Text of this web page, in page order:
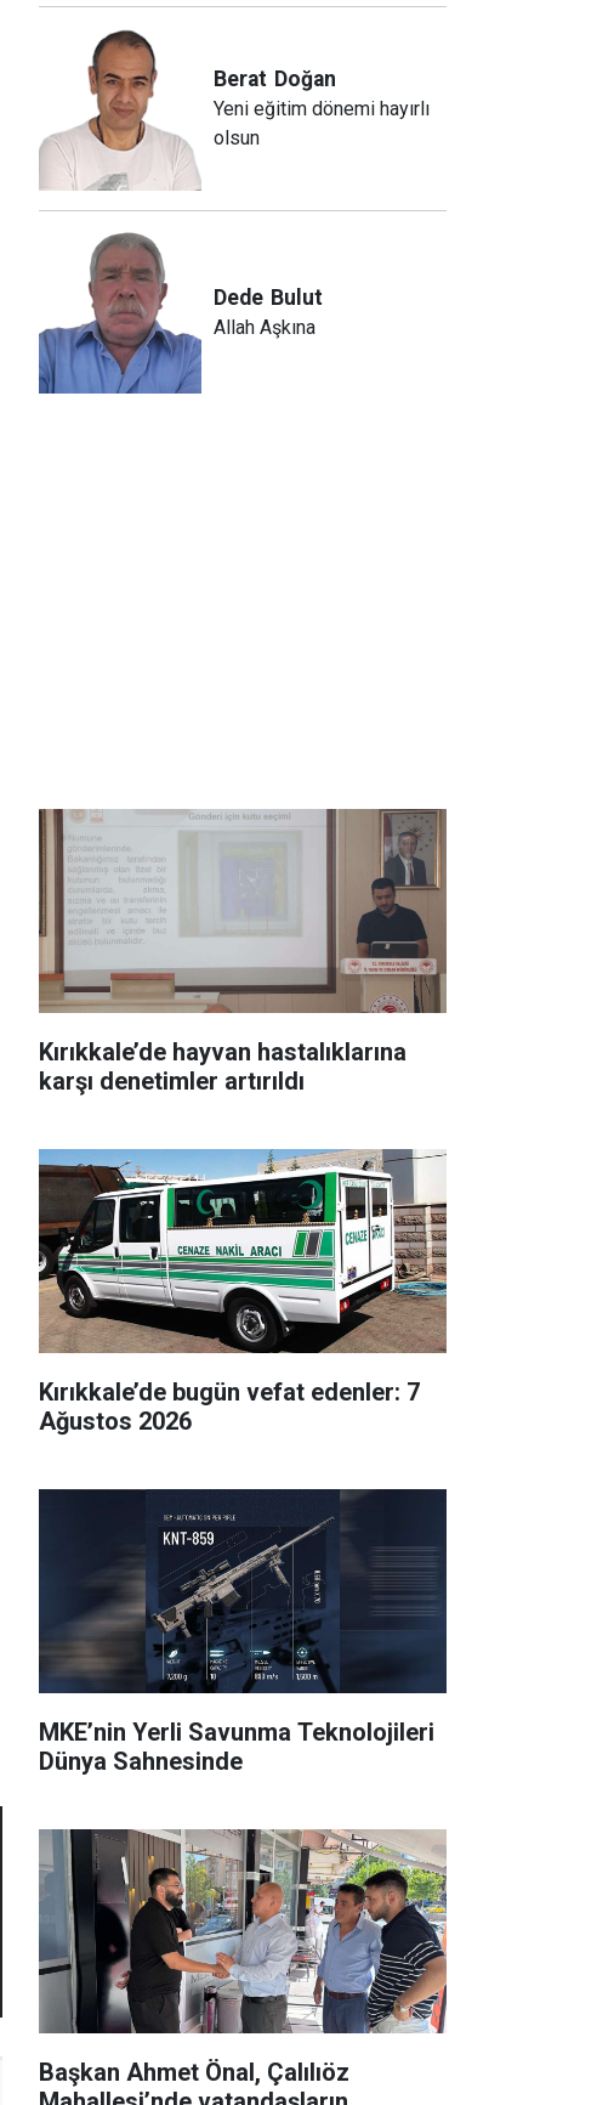
Berat Doğan
Yeni eğitim dönemi hayırlı
olsun
Dede Bulut
Allah Aşkına
Kırıkkale’de hayvan hastalıklarına
karşı denetimler artırıldı
Kırıkkale’de bugün vefat edenler: 7
Ağustos 2026
MKE’nin Yerli Savunma Teknolojileri
Dünya Sahnesinde
Başkan Ahmet Önal, Çalılıöz